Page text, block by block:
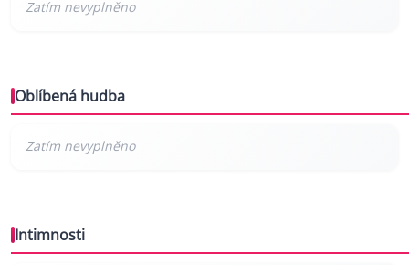
Oblíbená hudba
Intimnosti